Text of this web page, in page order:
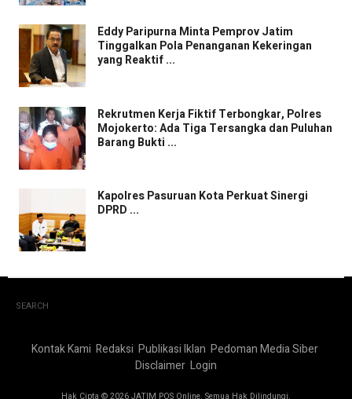
Eddy Paripurna Minta Pemprov Jatim
Tinggalkan Pola Penanganan Kekeringan
yang Reaktif ...
Rekrutmen Kerja Fiktif Terbongkar, Polres
Mojokerto: Ada Tiga Tersangka dan Puluhan
Barang Bukti ...
Kapolres Pasuruan Kota Perkuat Sinergi
DPRD ...
SEARCH
Kontak Kami Redaksi Publikasi Iklan Pedoman Media Siber
Disclaimer Login
Hak Cipta © 2026 JATIM POS Online. Semua Hak Dilindungi.